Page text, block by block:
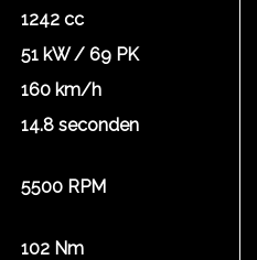
1242 cc
51 kW / 69 PK
160 km/h
14.8 seconden
5500 RPM
102 Nm